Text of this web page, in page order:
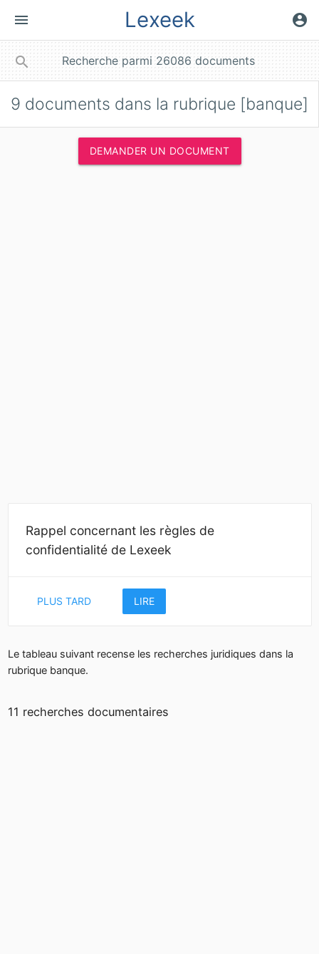
menu Lexeek account_circle
search
9 documents dans la rubrique [banque]
DEMANDER UN DOCUMENT
Rappel concernant les règles de
confidentialité de Lexeek
PLUS TARD LIRE
Le tableau suivant recense les recherches juridiques dans la
rubrique banque.
11 recherches documentaires